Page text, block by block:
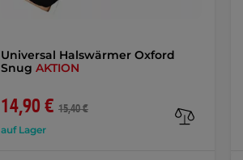
Universal Halswärmer Oxford
Snug AKTION
14,90 € 15,40 €
auf Lager